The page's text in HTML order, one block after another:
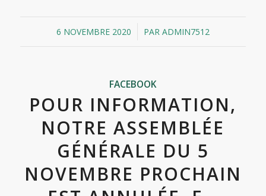
6 NOVEMBRE 2020
/ PAR ADMIN7512
FACEBOOK
POUR INFORMATION,
NOTRE ASSEMBLÉE
GÉNÉRALE DU 5
NOVEMBRE PROCHAIN